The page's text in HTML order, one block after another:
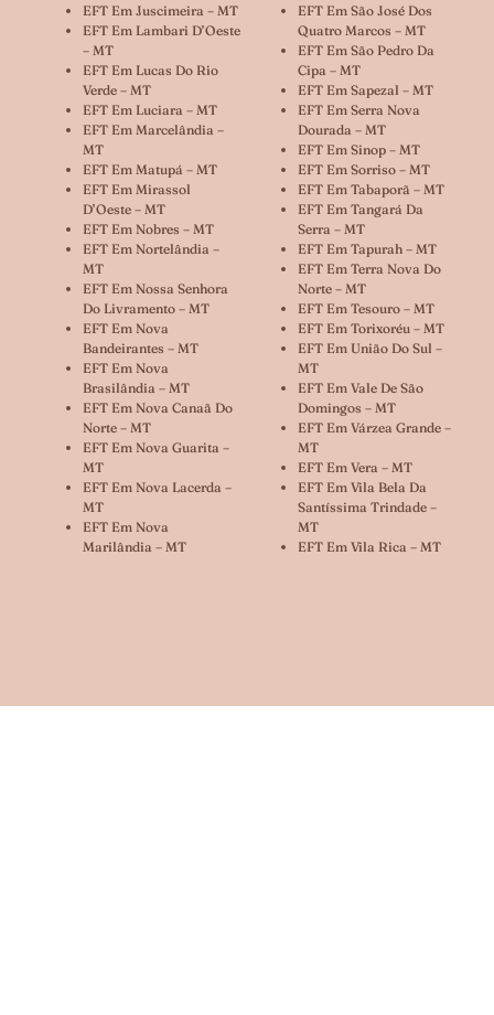
EFT Em Juscimeira – MT
EFT Em Lambari D’Oeste
– MT
EFT Em Lucas Do Rio
Verde – MT
EFT Em Luciara – MT
EFT Em Marcelândia –
MT
EFT Em Matupá – MT
EFT Em Mirassol
D’Oeste – MT
EFT Em Nobres – MT
EFT Em Nortelândia –
MT
EFT Em Nossa Senhora
Do Livramento – MT
EFT Em Nova
Bandeirantes – MT
EFT Em Nova
Brasilândia – MT
EFT Em Nova Canaã Do
Norte – MT
EFT Em Nova Guarita –
MT
EFT Em Nova Lacerda –
MT
EFT Em Nova
Marilândia – MT
EFT Em São José Dos
Quatro Marcos – MT
EFT Em São Pedro Da
Cipa – MT
EFT Em Sapezal – MT
EFT Em Serra Nova
Dourada – MT
EFT Em Sinop – MT
EFT Em Sorriso – MT
EFT Em Tabaporã – MT
EFT Em Tangará Da
Serra – MT
EFT Em Tapurah – MT
EFT Em Terra Nova Do
Norte – MT
EFT Em Tesouro – MT
EFT Em Torixoréu – MT
EFT Em União Do Sul –
MT
EFT Em Vale De São
Domingos – MT
EFT Em Várzea Grande –
MT
EFT Em Vera – MT
EFT Em Vila Bela Da
Santíssima Trindade –
MT
EFT Em Vila Rica – MT